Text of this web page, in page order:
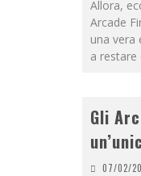
Allora,
Arcade
una vera
a restare
Gli
07/02/